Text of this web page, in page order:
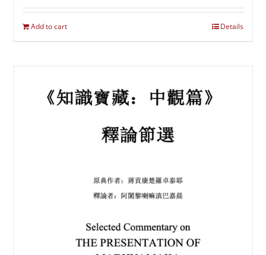
Add to cart Details